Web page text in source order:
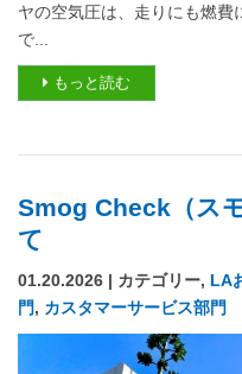
ヤの空気圧は、走りにも燃
で...
もっと読む
Smog Check（ス
て
01.20.2026 | カテゴリー, LA
門, カスタマーサービス部門